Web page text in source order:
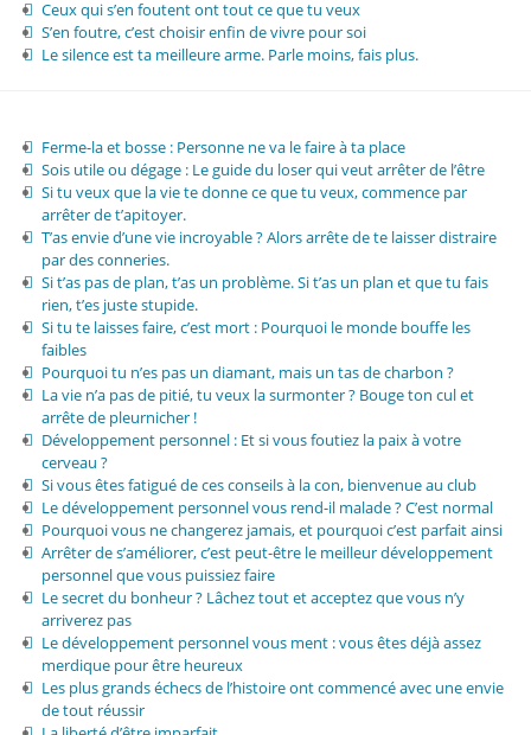
Ceux qui s’en foutent ont tout ce que tu veux
S’en foutre, c’est choisir enfin de vivre pour soi
Le silence est ta meilleure arme. Parle moins, fais plus.
Ferme-la et bosse : Personne ne va le faire à ta place
Sois utile ou dégage : Le guide du loser qui veut arrêter de l’être
Si tu veux que la vie te donne ce que tu veux, commence par
arrêter de t’apitoyer.
T’as envie d’une vie incroyable ? Alors arrête de te laisser distraire
par des conneries.
Si t’as pas de plan, t’as un problème. Si t’as un plan et que tu fais
rien, t’es juste stupide.
Si tu te laisses faire, c’est mort : Pourquoi le monde bouffe les
faibles
Pourquoi tu n’es pas un diamant, mais un tas de charbon ?
La vie n’a pas de pitié, tu veux la surmonter ? Bouge ton cul et
arrête de pleurnicher !
Développement personnel : Et si vous foutiez la paix à votre
cerveau ?
Si vous êtes fatigué de ces conseils à la con, bienvenue au club
Le développement personnel vous rend-il malade ? C’est normal
Pourquoi vous ne changerez jamais, et pourquoi c’est parfait ainsi
Arrêter de s’améliorer, c’est peut-être le meilleur développement
personnel que vous puissiez faire
Le secret du bonheur ? Lâchez tout et acceptez que vous n’y
arriverez pas
Le développement personnel vous ment : vous êtes déjà assez
merdique pour être heureux
Les plus grands échecs de l’histoire ont commencé avec une envie
de tout réussir